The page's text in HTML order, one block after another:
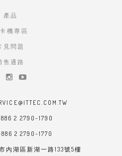
產品
機專區
見問題
售通路
2 2790-1790
2 2790-1770
內湖區新湖一路133號5樓